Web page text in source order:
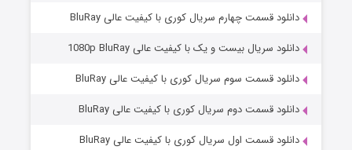
مردگان متحرک: شهر مرده ۳
قسمت2 (زیرنویس) منتشر شد
دانلود قسمت چهارم سریال کوری با کیفیت عالی BluRay
دانلود سریال بیست و یک با کیفیت عالی 1080p BluRay
دانلود قسمت سوم سریال کوری با کیفیت عالی BluRay
دانلود قسمت دوم سریال کوری با کیفیت عالی BluRay
دانلود قسمت اول سریال کوری با کیفیت عالی BluRay